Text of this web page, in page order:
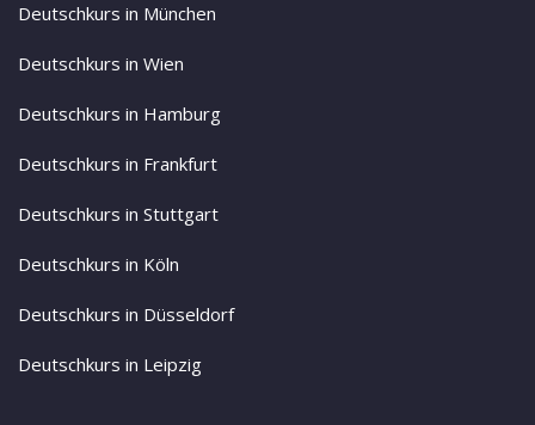
Deutschkurs in München
Deutschkurs in Wien
Deutschkurs in Hamburg
Deutschkurs in Frankfurt
Deutschkurs in Stuttgart
Deutschkurs in Köln
Deutschkurs in Düsseldorf
Deutschkurs in Leipzig